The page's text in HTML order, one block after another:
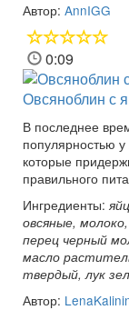
Автор: AnnIGG
0:09
Овсяноблин с
В последнее
популярностью
которые
правильного
Ингредиенты:
овсяные, молоко,
перец черный
масло
твердый, лук
Автор: